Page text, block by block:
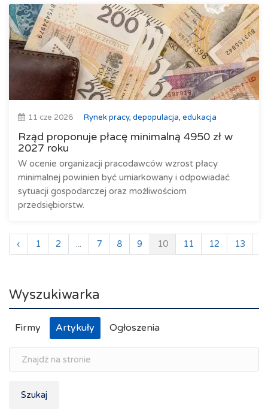
11 cze 2026 Rynek pracy, depopulacja, edukacja
Rząd proponuje płacę minimalną 4950 zł w
2027 roku
W ocenie organizacji pracodawców wzrost płacy
minimalnej powinien być umiarkowany i odpowiadać
sytuacji gospodarczej oraz możliwościom
przedsiębiorstw.
‹ 1 2 ... 7 8 9 10 11 12 13
Wyszukiwarka
Firmy Artykuły Ogłoszenia
Szukaj